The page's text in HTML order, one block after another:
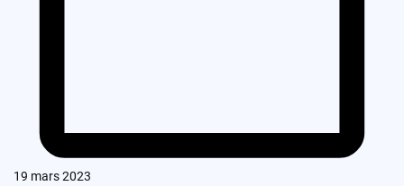
19 mars 2023